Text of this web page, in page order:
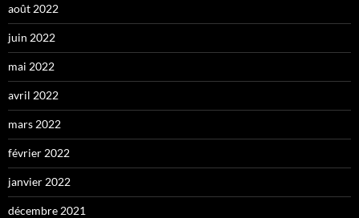
août 2022
juin 2022
mai 2022
avril 2022
mars 2022
février 2022
janvier 2022
décembre 2021